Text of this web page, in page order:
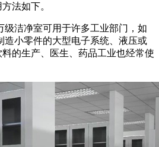
法如下。
洁净室可用于许多工业部门，如
造小零件的大型电子系统、液压或
的生产、医生、药品工业也经常使